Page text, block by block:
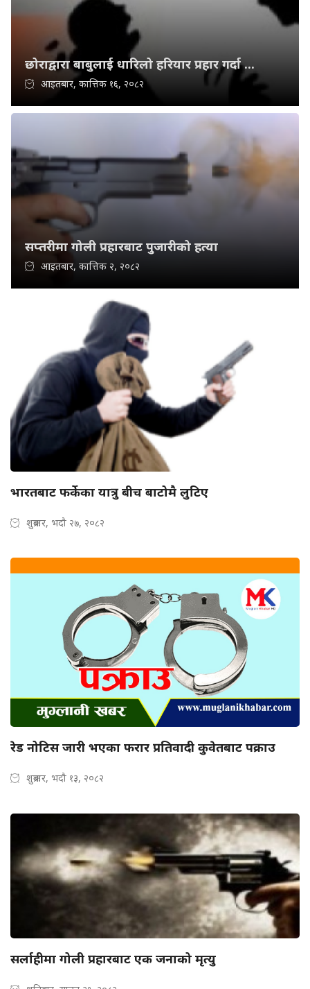
छोराद्वारा बाबुलाई धारिलो हरियार प्रहार गर्दा ...
आइतबार, कात्तिक १६, २०८२
सप्तरीमा गोली प्रहारबाट पुजारीको हत्या
आइतबार, कात्तिक २, २०८२
भारतबाट फर्केका यात्रु बीच बाटोमै लुटिए
शुक्रबार, भदौ २७, २०८२
रेड नोटिस जारी भएका फरार प्रतिवादी कुवेतबाट पक्राउ
शुक्रबार, भदौ १३, २०८२
सर्लाहीमा गोली प्रहारबाट एक जनाको मृत्यु